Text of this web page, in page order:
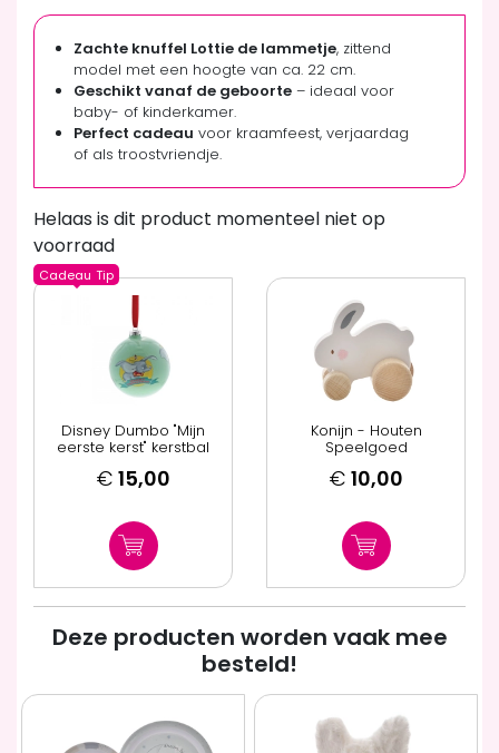
Zachte knuffel Lottie de lammetje, zittend
model met een hoogte van ca. 22 cm.
Geschikt vanaf de geboorte – ideaal voor
baby- of kinderkamer.
Perfect cadeau voor kraamfeest, verjaardag
of als troostvriendje.
Helaas is dit product momenteel niet op
voorraad
Cadeau Tip
Disney Dumbo "Mijn
eerste kerst" kerstbal
€ 15,00
Konijn - Houten
Speelgoed
€ 10,00
Deze producten worden vaak mee
besteld!